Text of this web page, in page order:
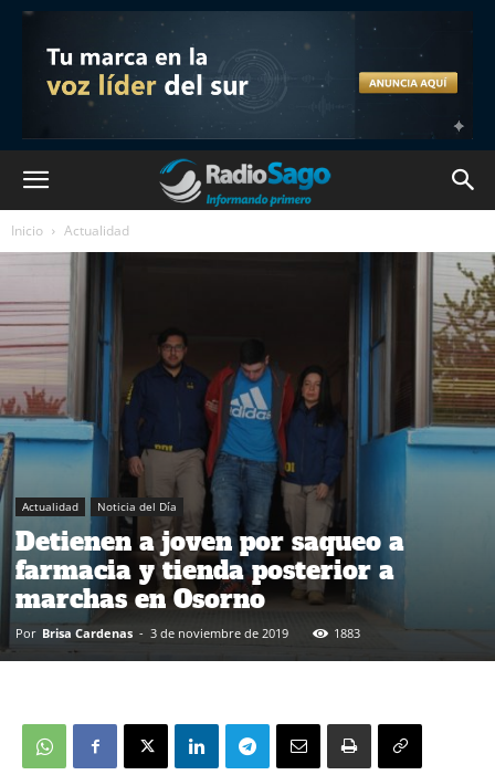
Inicio Actualidad
Actualidad Noticia del Día
Detienen a joven por saqueo a
farmacia y tienda posterior a
marchas en Osorno
Por Brisa Cardenas - 3 de noviembre de 2019 1883